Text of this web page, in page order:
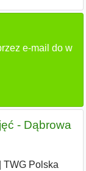
e-mail do w
- Dąbrowa
TWG Polska